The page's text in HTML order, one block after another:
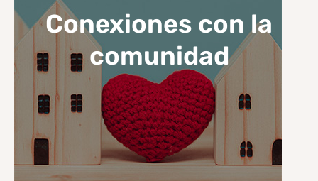
Conexiones con la
comunidad